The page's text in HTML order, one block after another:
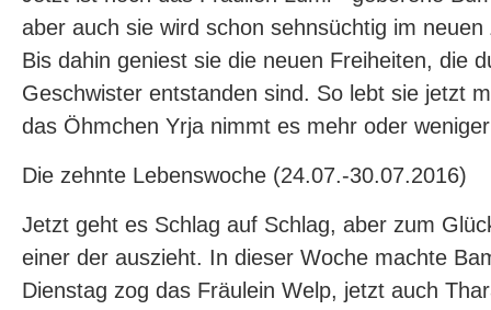
aber auch sie wird schon sehnsüchtig im
Bis dahin geniest sie die neuen Freiheiten, die
Geschwister entstanden sind. So lebt sie jetzt
das Öhmchen Yrja nimmt es mehr oder
Die zehnte Lebenswoche (24.07.-30.07.2016)
Jetzt geht es Schlag auf Schlag, aber zum
einer der auszieht. In dieser Woche machte
Dienstag zog das Fräulein Welp, jetzt auch